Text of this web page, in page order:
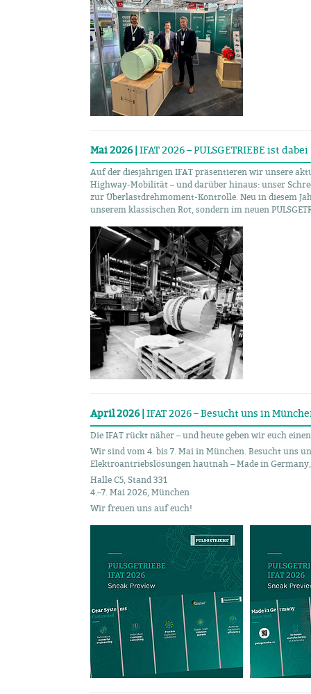
Mai 2026 | IFAT 2026 – PULSGETRIEBE ist dabei
Auf der diesjährigen IFAT präsentieren wir unsere
Highway-Mobilität – und darüber hinaus: unser
zur Überlastdrehmoment-Kontrolle. Neu in diesem
unserem klassischen Rot, sondern im neuen
April 2026 | IFAT 2026 – Besucht uns in
Die IFAT rückt näher – und heute geben wir euch
Wir sind vom 4. bis 7. Mai in München. Besucht uns
Elektroantriebslösungen hautnah – Made in
Halle C5, Stand 331
4.–7. Mai 2026, München
Wir freuen uns auf euch!